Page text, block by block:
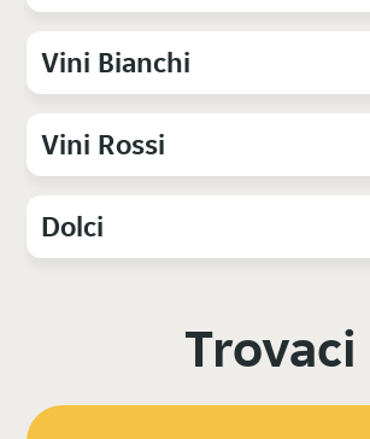
Vini Bianchi
Vini Rossi
Dolci
Trovaci